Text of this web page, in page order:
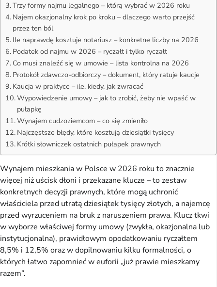
Trzy formy najmu legalnego – którą wybrać w 2026 roku
Najem okazjonalny krok po kroku – dlaczego warto przejść
przez ten ból
Ile naprawdę kosztuje notariusz – konkretne liczby na 2026
Podatek od najmu w 2026 – ryczałt i tylko ryczałt
Co musi znaleźć się w umowie – lista kontrolna na 2026
Protokół zdawczo-odbiorczy – dokument, który ratuje kaucje
Kaucja w praktyce – ile, kiedy, jak zwracać
Wypowiedzenie umowy – jak to zrobić, żeby nie wpaść w
pułapkę
Wynajem cudzoziemcom – co się zmieniło
Najczęstsze błędy, które kosztują dziesiątki tysięcy
Krótki słowniczek ostatnich pułapek prawnych
Wynajem mieszkania w Polsce w 2026 roku to znacznie
więcej niż uścisk dłoni i przekazane klucze – to zestaw
konkretnych decyzji prawnych, które mogą uchronić
właściciela przed utratą dziesiątek tysięcy złotych, a najemcę
przed wyrzuceniem na bruk z naruszeniem prawa. Klucz tkwi
w wyborze właściwej formy umowy (zwykła, okazjonalna lub
instytucjonalna), prawidłowym opodatkowaniu ryczałtem
8,5% i 12,5% oraz w dopilnowaniu kilku formalności, o
których łatwo zapomnieć w euforii „już prawie mieszkamy
razem”.